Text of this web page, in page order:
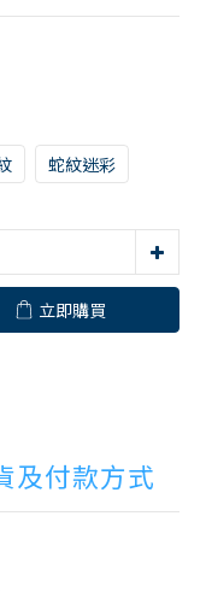
蛇紋迷彩
立即購買
及付款方式